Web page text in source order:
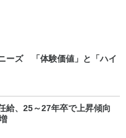
ーズ 「体験価値」と「ハイ
給、25～27年卒で上昇傾向